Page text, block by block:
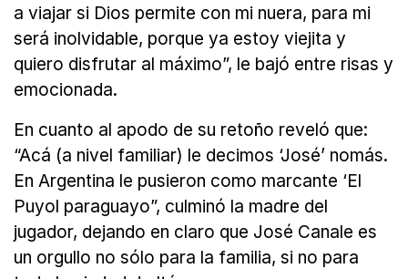
a viajar si Dios permite con mi nuera, para mi
será inolvidable, porque ya estoy viejita y
quiero disfrutar al máximo”, le bajó entre risas y
emocionada.
En cuanto al apodo de su retoño reveló que:
“Acá (a nivel familiar) le decimos ‘José’ nomás.
En Argentina le pusieron como marcante ‘El
Puyol paraguayo”, culminó la madre del
jugador, dejando en claro que José Canale es
un orgullo no sólo para la familia, si no para